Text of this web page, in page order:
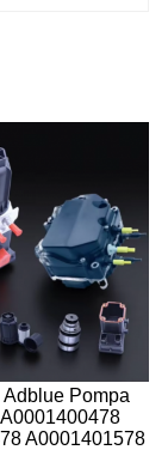
Adblue Pompa
A0001401578